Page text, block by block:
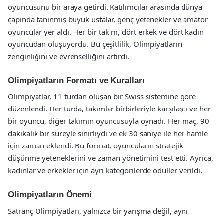
oyuncusunu bir araya getirdi. Katılımcılar arasında dünya
çapında tanınmış büyük ustalar, genç yetenekler ve amatör
oyuncular yer aldı. Her bir takım, dört erkek ve dört kadın
oyuncudan oluşuyordu. Bu çeşitlilik, Olimpiyatların
zenginliğini ve evrenselliğini artırdı.
Olimpiyatların Formatı ve Kuralları
Olimpiyatlar, 11 turdan oluşan bir Swiss sistemine göre
düzenlendi. Her turda, takımlar birbirleriyle karşılaştı ve her
bir oyuncu, diğer takımın oyuncusuyla oynadı. Her maç, 90
dakikalık bir süreyle sınırlıydı ve ek 30 saniye ile her hamle
için zaman eklendi. Bu format, oyuncuların stratejik
düşünme yeteneklerini ve zaman yönetimini test etti. Ayrıca,
kadınlar ve erkekler için ayrı kategorilerde ödüller verildi.
Olimpiyatların Önemi
Satranç Olimpiyatları, yalnızca bir yarışma değil, aynı